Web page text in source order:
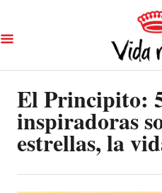
k
i
El Principito:
inspiradoras
estrellas, la